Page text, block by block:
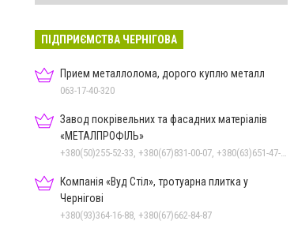
ПІДПРИЄМСТВА ЧЕРНІГОВА
Прием металлолома, дорого куплю металл
063-17-40-320
Завод покрівельних та фасадних матеріалів
«МЕТАЛПРОФІЛЬ»
Компанія «Вуд Стіл», тротуарна плитка у
Чернігові
+380(93)364-16-88, +380(67)662-84-87